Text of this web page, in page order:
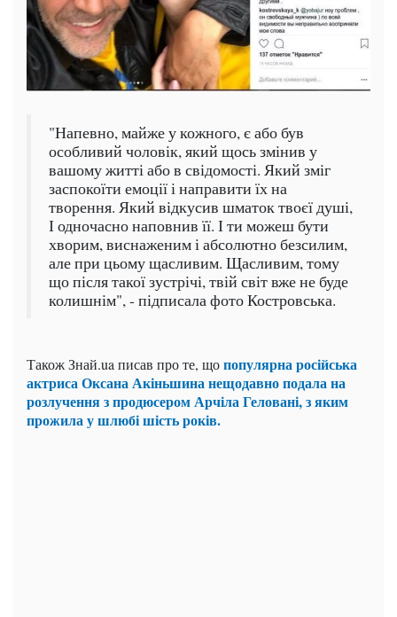
"Напевно, майже у кожного, є або був
особливий чоловік, який щось змінив у
вашому житті або в свідомості. Який зміг
заспокоїти емоції і направити їх на
творення. Який відкусив шматок твоєї душі,
І одночасно наповнив її. І ти можеш бути
хворим, виснаженим і абсолютно безсилим,
але при цьому щасливим. Щасливим, тому
що після такої зустрічі, твій світ вже не буде
колишнім", - підписала фото Костровська.
Також Знай.ua писав про те, щопопулярна російська
актриса Оксана Акіньшина нещодавно подала на
розлучення з продюсером Арчіла Геловані, з яким
прожила у шлюбі шість років.